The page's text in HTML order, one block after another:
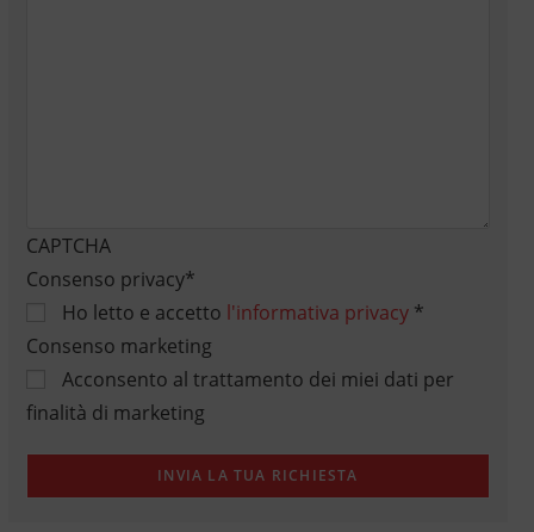
CAPTCHA
Consenso privacy*
Ho letto e accetto l'informativa privacy*
Consenso marketing
Acconsento al trattamento dei miei dati per
finalità di marketing